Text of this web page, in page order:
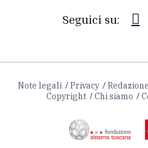
Seguici su:
Note legali Privacy Redazione
Copyright
Chi siamo